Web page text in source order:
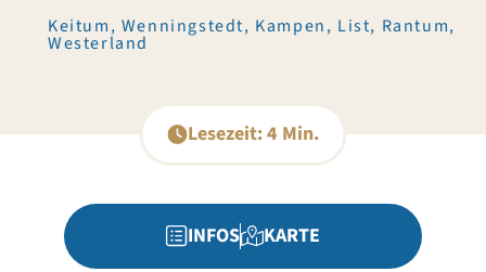
Keitum, Wenningstedt, Kampen, List, Rantum,
Westerland
Lesezeit: 4 Min.
INFOS KARTE